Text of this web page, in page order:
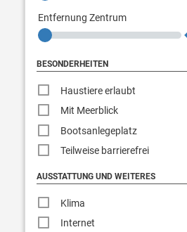
Entfernung Zentrum
BESONDERHEITEN
Haustiere erlaubt
Mit Meerblick
Bootsanlegeplatz
Teilweise barrierefrei
AUSSTATTUNG UND WEITERES
Klima
Internet